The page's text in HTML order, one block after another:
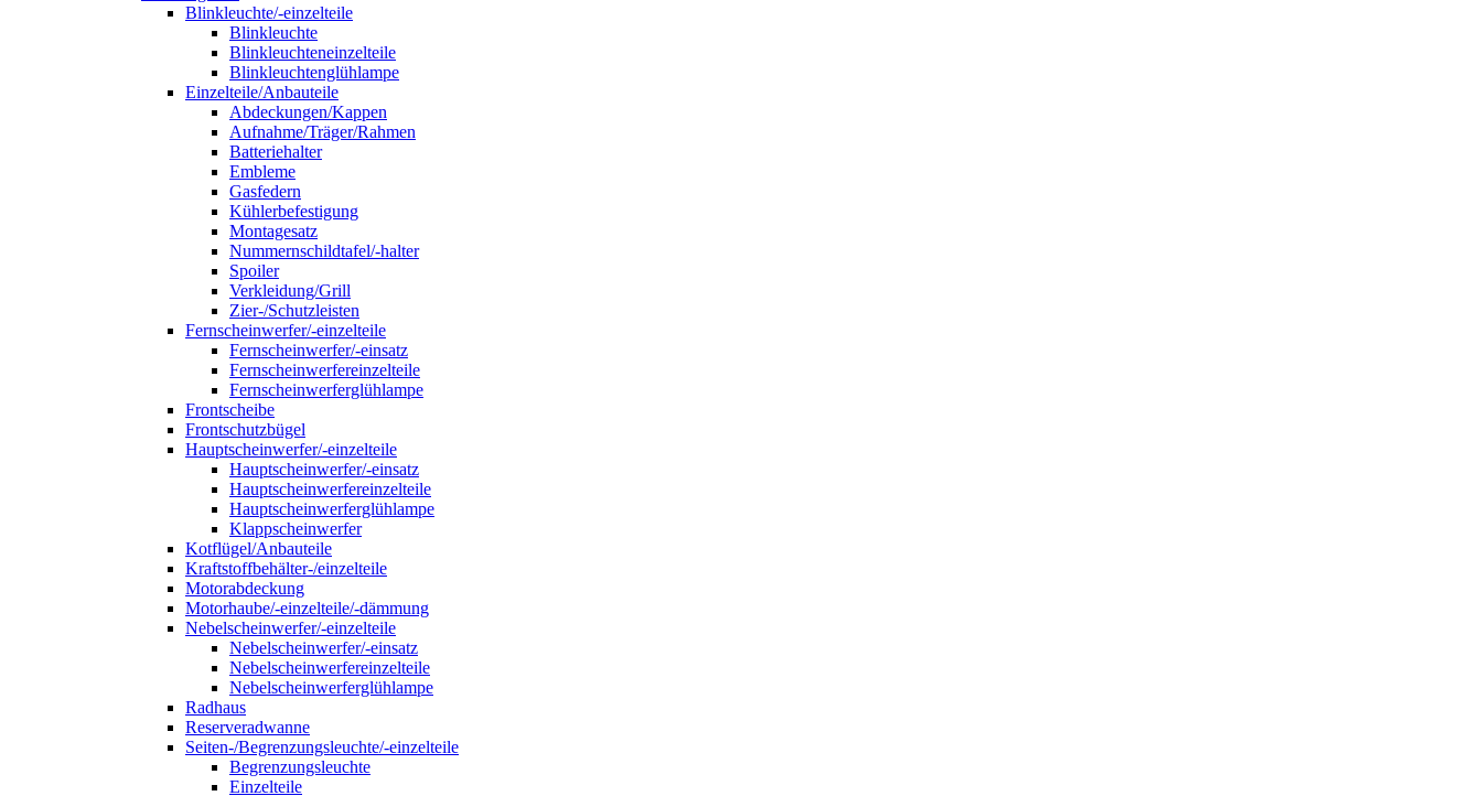
Blinkleuchte/-einzelteile
Blinkleuchte
Blinkleuchteneinzelteile
Blinkleuchtenglühlampe
Einzelteile/Anbauteile
Abdeckungen/Kappen
Aufnahme/Träger/Rahmen
Batteriehalter
Embleme
Gasfedern
Kühlerbefestigung
Montagesatz
Nummernschildtafel/-halter
Spoiler
Verkleidung/Grill
Zier-/Schutzleisten
Fernscheinwerfer/-einzelteile
Fernscheinwerfer/-einsatz
Fernscheinwerfereinzelteile
Fernscheinwerferglühlampe
Frontscheibe
Frontschutzbügel
Hauptscheinwerfer/-einzelteile
Hauptscheinwerfer/-einsatz
Hauptscheinwerfereinzelteile
Hauptscheinwerferglühlampe
Klappscheinwerfer
Kotflügel/Anbauteile
Kraftstoffbehälter-/einzelteile
Motorabdeckung
Motorhaube/-einzelteile/-dämmung
Nebelscheinwerfer/-einzelteile
Nebelscheinwerfer/-einsatz
Nebelscheinwerfereinzelteile
Nebelscheinwerferglühlampe
Radhaus
Reserveradwanne
Seiten-/Begrenzungsleuchte/-einzelteile
Begrenzungsleuchte
Einzelteile